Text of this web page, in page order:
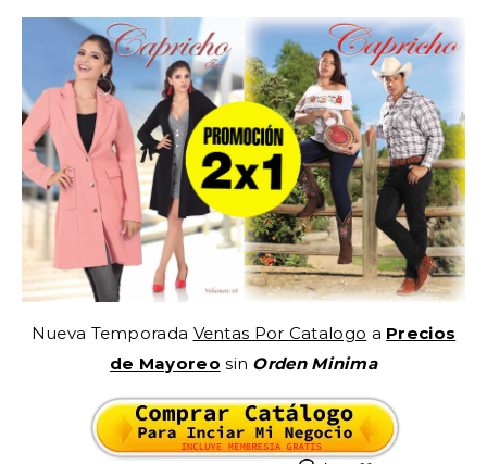
Nueva Temporada Ventas Por Catalogo a Precios
de Mayoreo sin Orden Minima